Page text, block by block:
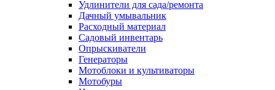
Удлинители для сада/ремонта
Дачный умывальник
Расходный материал
Садовый инвентарь
Опрыскиватели
Генераторы
Мотоблоки и культиваторы
Мотобуры